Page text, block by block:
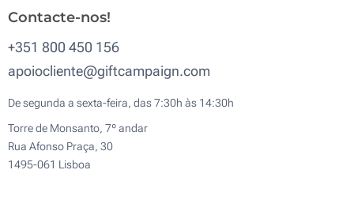
Contacte-nos!
+351 800 450 156
apoiocliente@giftcampaign.com
De segunda a sexta-feira, das 7:30h às 14:30h
Torre de Monsanto, 7º andar
Rua Afonso Praça, 30
1495-061 Lisboa